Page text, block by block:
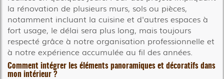
la rénovation de plusieurs murs, sols ou pièces,
notamment incluant la cuisine et d'autres espaces à
fort usage, le délai sera plus long, mais toujours
respecté grâce à notre organisation professionnelle et
à notre expérience accumulée au fil des années.
Comment intégrer les éléments panoramiques et décoratifs dans
mon intérieur ?